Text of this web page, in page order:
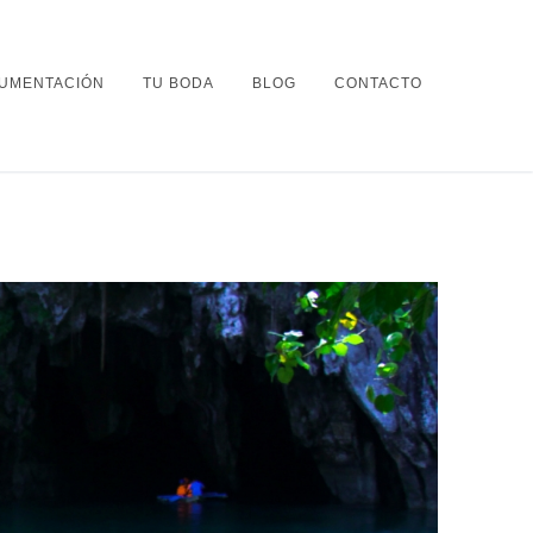
TU BODA BLOG CONTACTO